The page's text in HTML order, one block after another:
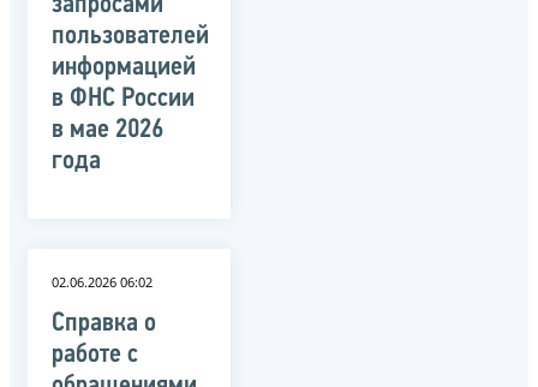
запросами
пользователей
информацией
в ФНС России
в мае 2026
года
02.06.2026 06:02
Справка о
работе с